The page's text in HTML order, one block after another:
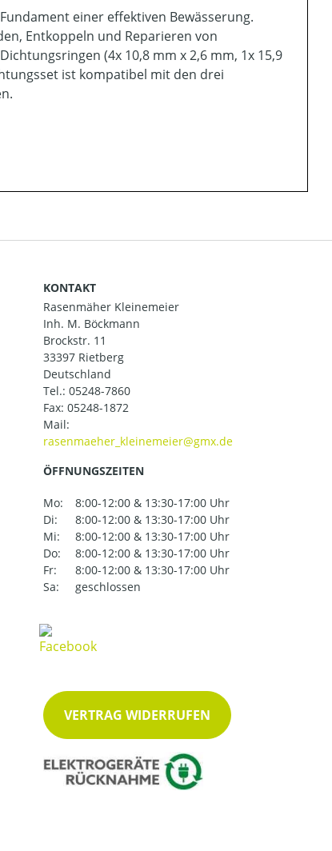
einer effektiven Bewässerung.
Entkoppeln und Reparieren von
(4x 10,8 mm x 2,6 mm, 1x 15,9
ist kompatibel mit den drei
KONTAKT
Rasenmäher Kleinemeier
Inh. M. Böckmann
Brockstr. 11
33397 Rietberg
Deutschland
Tel.: 05248-7860
Fax: 05248-1872
Mail:
ÖFFNUNGSZEITEN
Mo:
8:00-12:00 & 13:30-17:00 Uhr
Di:
8:00-12:00 & 13:30-17:00 Uhr
Mi:
8:00-12:00 & 13:30-17:00 Uhr
Do:
8:00-12:00 & 13:30-17:00 Uhr
Fr:
8:00-12:00 & 13:30-17:00 Uhr
Sa:
geschlossen
VERTRAG WIDERRUFEN